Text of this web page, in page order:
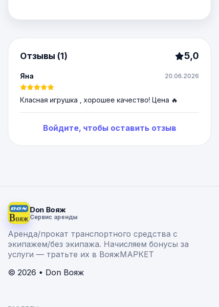
Отзывы (1) 5,0
Яна 20.06.2026
Класная игрушка , хорошее качество! Цена 🔥
Войдите, чтобы оставить отзыв
Don Вояж
Сервис аренды
Аренда/прокат транспортного средства с
экипажем/без экипажа. Начисляем бонусы за
услуги — тратьте их в ВояжМАРКЕТ
© 2026 • Don Вояж